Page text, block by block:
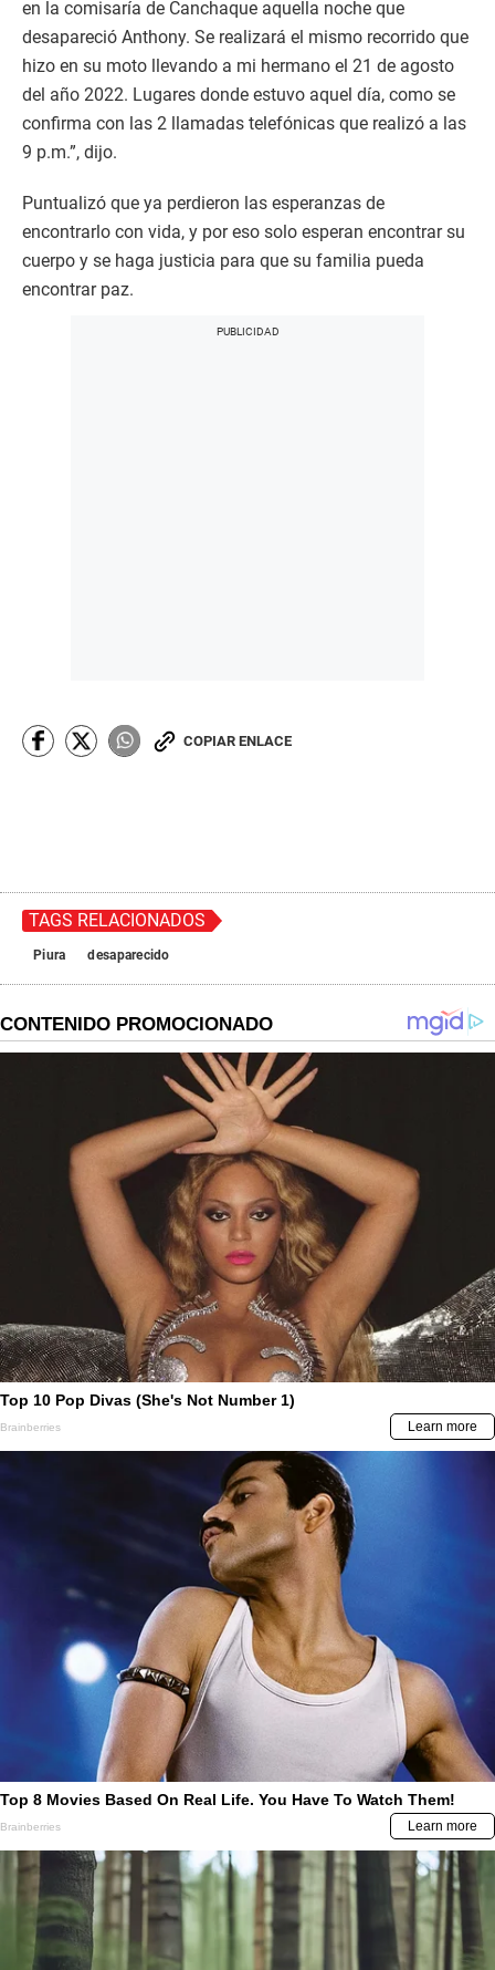
en la comisaría de Canchaque aquella noche que
desapareció Anthony. Se realizará el mismo recorrido que
hizo en su moto llevando a mi hermano el 21 de agosto
del año 2022. Lugares donde estuvo aquel día, como se
confirma con las 2 llamadas telefónicas que realizó a las
9 p.m.”, dijo.
Puntualizó que ya perdieron las esperanzas de
encontrarlo con vida, y por eso solo esperan encontrar su
cuerpo y se haga justicia para que su familia pueda
encontrar paz.
COPIAR ENLACE
TAGS RELACIONADOS
Piura desaparecido